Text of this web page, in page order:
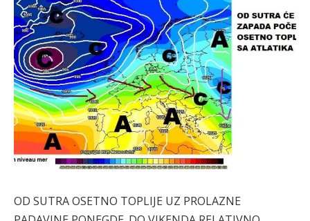
OD SUTRA OSETNO TOPLIJE UZ PROLAZNE